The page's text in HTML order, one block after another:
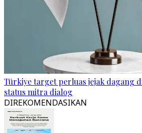
Türkiye target perluas jejak dagang
status mitra dialog
DIREKOMENDASIKAN